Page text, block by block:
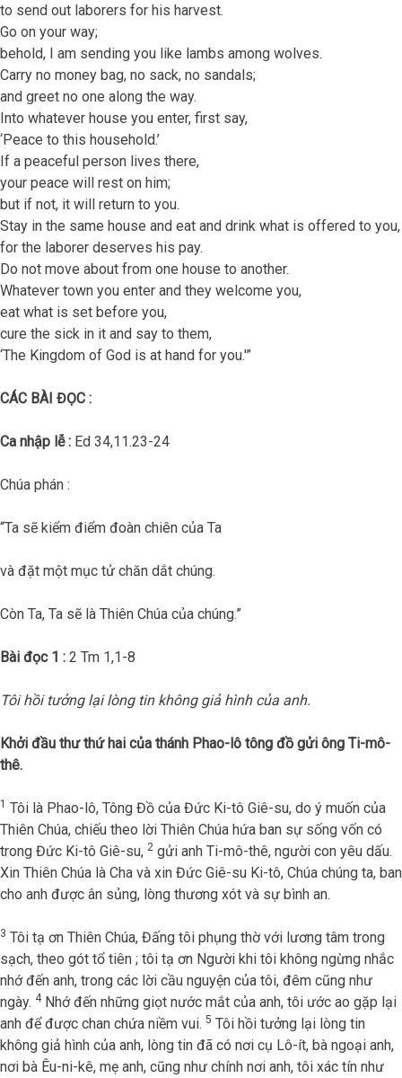
to send out laborers for his harvest.
Go on your way;
behold, I am sending you like lambs among wolves.
Carry no money bag, no sack, no sandals;
and greet no one along the way.
Into whatever house you enter, first say,
‘Peace to this household.’
If a peaceful person lives there,
your peace will rest on him;
but if not, it will return to you.
Stay in the same house and eat and drink what is offered to you,
for the laborer deserves his pay.
Do not move about from one house to another.
Whatever town you enter and they welcome you,
eat what is set before you,
cure the sick in it and say to them,
‘The Kingdom of God is at hand for you.'”
CÁC BÀI ĐỌC :
Ca nhập lễ : Ed 34,11.23-24
Chúa phán :
“Ta sẽ kiểm điểm đoàn chiên của Ta
và đặt một mục tử chăn dắt chúng.
Còn Ta, Ta sẽ là Thiên Chúa của chúng.”
Bài đọc 1 : 2 Tm 1,1-8
Tôi hồi tưởng lại lòng tin không giả hình của anh.
Khởi đầu thư thứ hai của thánh Phao-lô tông đồ gửi ông Ti-mô-
thê.
1 Tôi là Phao-lô, Tông Đồ của Đức Ki-tô Giê-su, do ý muốn của
Thiên Chúa, chiếu theo lời Thiên Chúa hứa ban sự sống vốn có
trong Đức Ki-tô Giê-su, 2 gửi anh Ti-mô-thê, người con yêu dấu.
Xin Thiên Chúa là Cha và xin Đức Giê-su Ki-tô, Chúa chúng ta, ban
cho anh được ân sủng, lòng thương xót và sự bình an.
3 Tôi tạ ơn Thiên Chúa, Đấng tôi phụng thờ với lương tâm trong
sạch, theo gót tổ tiên ; tôi tạ ơn Người khi tôi không ngừng nhắc
nhớ đến anh, trong các lời cầu nguyện của tôi, đêm cũng như
ngày. 4Nhớ đến những giọt nước mắt của anh, tôi ước ao gặp lại
anh để được chan chứa niềm vui. 5 Tôi hồi tưởng lại lòng tin
không giả hình của anh, lòng tin đã có nơi cụ Lô-ít, bà ngoại anh,
nơi bà Êu-ni-kê, mẹ anh, cũng như chính nơi anh, tôi xác tín như